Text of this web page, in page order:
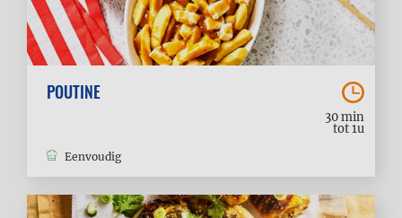
POUTINE
30 min
tot 1u
Eenvoudig